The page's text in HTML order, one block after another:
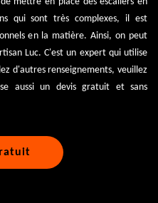
qui sont très complexes, il est
en la matière. Ainsi, on peut
Luc. C'est un expert qui utilise
d'autres renseignements, veuillez
aussi un devis gratuit et sans